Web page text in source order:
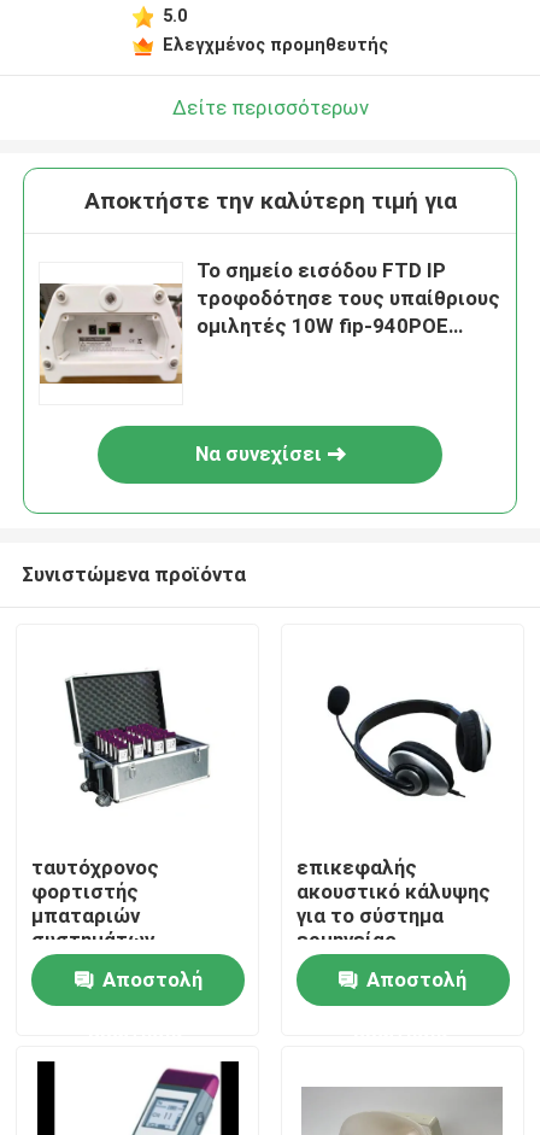
Σπίτι
5.0
Ελεγχμένος προμηθευτής
Δείτε περισσότερων
Αποκτήστε την καλύτερη τιμή για
Το σημείο εισόδου FTD IP
τροφοδότησε τους υπαίθριους
ομιλητές 10W fip-940POE
Να συνεχίσει
Συνιστώμενα προϊόντα
ταυτόχρονος
φορτιστής
μπαταριών
συστημάτων
ερμηνείας παροχής
ηλεκτρικού
ρεύματος φορτιστών
Αποστολή
επικεφαλής
ακουστικό κάλυψης
για το σύστημα
ερμηνείας
Αποστολή